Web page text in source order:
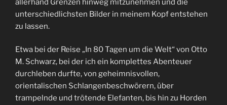
allerhand Grenzen hinweg mitzunehmen und die
unterschiedlichsten Bilder in meinem Kopf entstehen
zu lassen.
Etwa bei der Reise „In 80 Tagen um die Welt“ von Otto
M. Schwarz, bei der ich ein komplettes Abenteuer
durchleben durfte, von geheimnisvollen,
orientalischen Schlangenbeschwörern, über
trampelnde und trötende Elefanten, bis hin zu Horden